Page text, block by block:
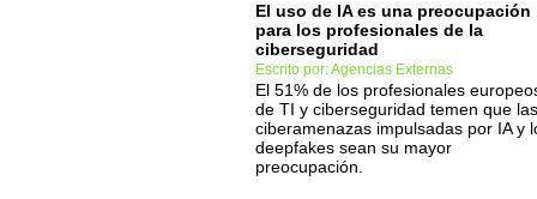
El uso de IA es una preocupación
para los profesionales de la
ciberseguridad
Escrito por: Agencias Externas
El 51% de los profesionales
de TI y ciberseguridad temen que las
ciberamenazas impulsadas por IA y
deepfakes sean su mayor
preocupación.